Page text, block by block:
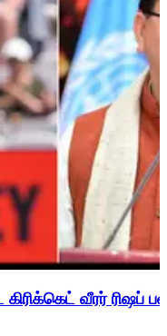
கிரிக்கெட் வீரர்